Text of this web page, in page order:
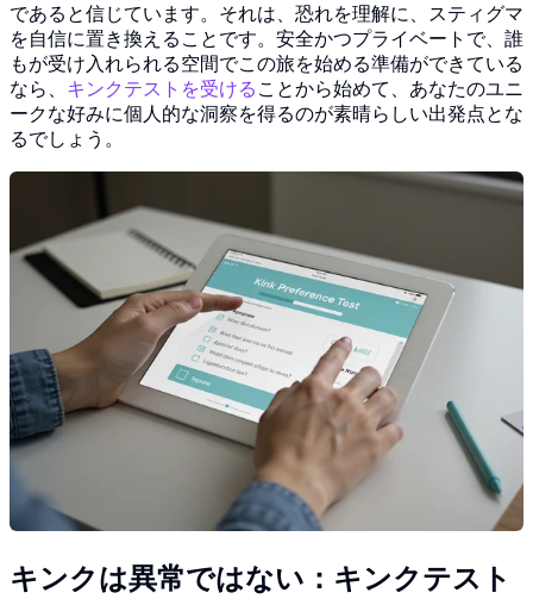
であると信じています。それは、恐れを理解に、スティグマ
を自信に置き換えることです。安全かつプライベートで、誰
もが受け入れられる空間でこの旅を始める準備ができている
なら、 キンクテストを受ける ことから始めて、あなたのユニ
ークな好みに個人的な洞察を得るのが素晴らしい出発点とな
るでしょう。
キンクは異常ではない：キンクテスト